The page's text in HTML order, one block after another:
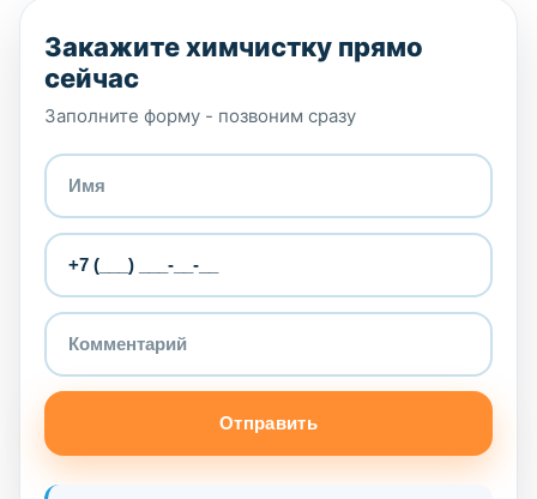
Закажите химчистку прямо
сейчас
Заполните форму - позвоним сразу
Отправить